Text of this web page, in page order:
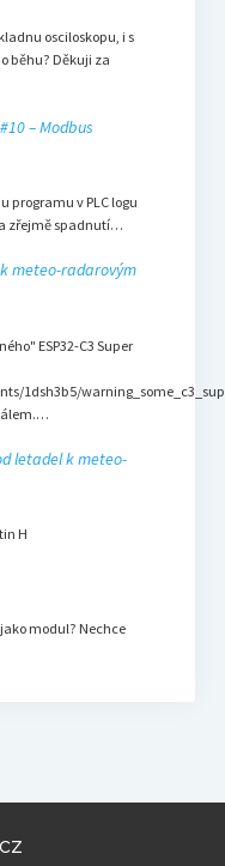
osciloskopu, i s
běhu? Děkuji za
– Modbus
programu v PLC logu
zřejmě spadnutí…
meteo-radarovým
ESP32-C3 Super
1dsh3b5/
letadel k meteo-
H
modul? Nechce